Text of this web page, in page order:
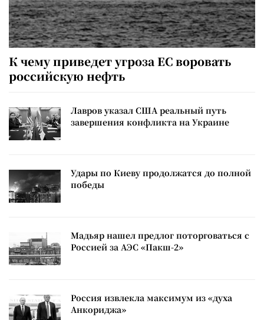
К чему приведет угроза ЕС воровать
российскую нефть
Лавров указал США реальный путь
завершения конфликта на Украине
Удары по Киеву продолжатся до полной
победы
Мадьяр нашел предлог поторговаться с
Россией за АЭС «Пакш-2»
Россия извлекла максимум из «духа
Анкориджа»